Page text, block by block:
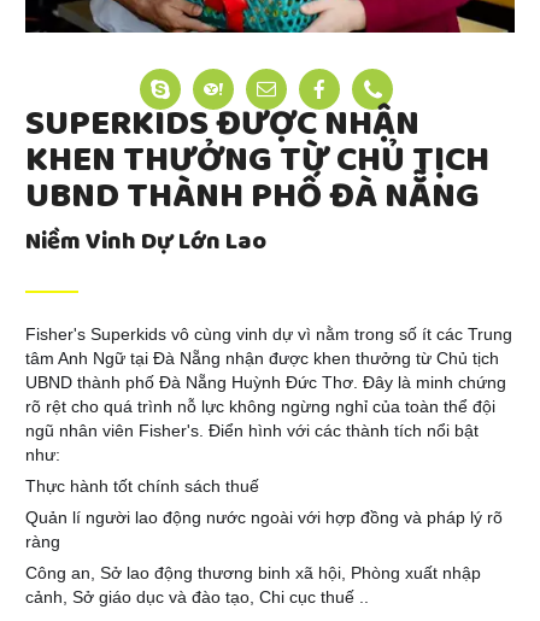
SUPERKIDS ĐƯỢC NHẬN
KHEN THƯỞNG TỪ CHỦ TỊCH
UBND THÀNH PHỐ ĐÀ NẴNG
Niềm Vinh Dự Lớn Lao
Fisher's Superkids vô cùng vinh dự vì nằm trong số ít các Trung
tâm Anh Ngữ tại Đà Nẵng nhận được khen thưởng từ Chủ tịch
UBND thành phố Đà Nẵng Huỳnh Đức Thơ. Đây là minh chứng
rõ rệt cho quá trình nỗ lực không ngừng nghỉ của toàn thể đội
ngũ nhân viên Fisher's. Điển hình với các thành tích nổi bật
như:
Thực hành tốt chính sách thuế
Quản lí người lao động nước ngoài với hợp đồng và pháp lý rõ
ràng
Công an, Sở lao động thương binh xã hội, Phòng xuất nhập
cảnh, Sở giáo dục và đào tạo, Chi cục thuế ..